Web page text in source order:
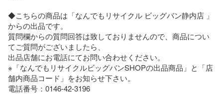
◆こちらの商品は「なんでもリサイクル ビッグバン静内店 」
からの出品です。
質問欄からの質問回答は致しておりませんので、商品につい
てご質問がございましたら、
出品店舗にお電話にてお問い合わせください。
※「なんでもリサイクルビッグバンSHOPの出品商品」と「店
舗内商品コード」をお知らせ下さい。
電話番号：0146-42-3196